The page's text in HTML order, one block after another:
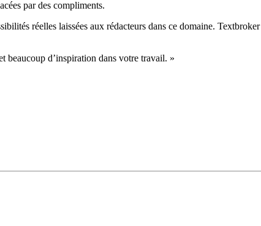
par des compliments.
réelles laissées aux rédacteurs dans ce domaine.
beaucoup d’inspiration dans votre travail. »